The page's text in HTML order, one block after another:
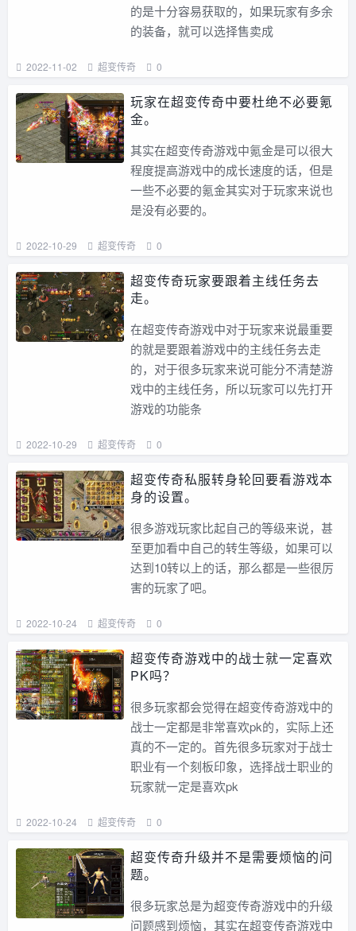
的是十分容易获取的，如果玩家有多余
的装备，就可以选择售卖成
2022-11-02 超变传奇 0
玩家在超变传奇中要杜绝不必要氪
金。
其实在超变传奇游戏中氪金是可以很大
程度提高游戏中的成长速度的话，但是
一些不必要的氪金其实对于玩家来说也
是没有必要的。
2022-10-29 超变传奇 0
超变传奇玩家要跟着主线任务去
走。
在超变传奇游戏中对于玩家来说最重要
的就是要跟着游戏中的主线任务去走
的，对于很多玩家来说可能分不清楚游
戏中的主线任务，所以玩家可以先打开
游戏的功能条
2022-10-29 超变传奇 0
超变传奇私服转身轮回要看游戏本
身的设置。
很多游戏玩家比起自己的等级来说，甚
至更加看中自己的转生等级，如果可以
达到10转以上的话，那么都是一些很厉
害的玩家了吧。
2022-10-24 超变传奇 0
超变传奇游戏中的战士就一定喜欢
PK吗？
很多玩家都会觉得在超变传奇游戏中的
战士一定都是非常喜欢pk的，实际上还
真的不一定的。首先很多玩家对于战士
职业有一个刻板印象，选择战士职业的
玩家就一定是喜欢pk
2022-10-24 超变传奇 0
超变传奇升级并不是需要烦恼的问
题。
很多玩家总是为超变传奇游戏中的升级
问题感到烦恼，其实在超变传奇游戏中